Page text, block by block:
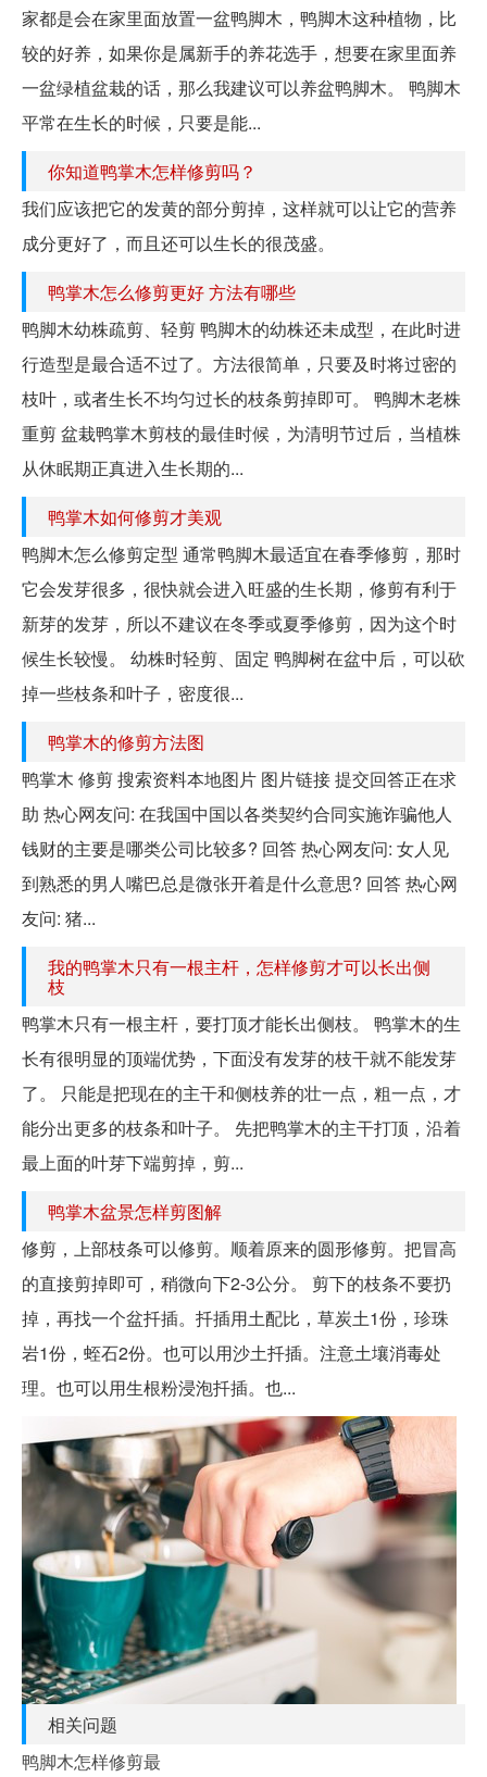
家都是会在家里面放置一盆鸭脚木，鸭脚木这种植物，比
较的好养，如果你是属新手的养花选手，想要在家里面养
一盆绿植盆栽的话，那么我建议可以养盆鸭脚木。 鸭脚木
平常在生长的时候，只要是能...
你知道鸭掌木怎样修剪吗？
我们应该把它的发黄的部分剪掉，这样就可以让它的营养
成分更好了，而且还可以生长的很茂盛。
鸭掌木怎么修剪更好 方法有哪些
鸭脚木幼株疏剪、轻剪 鸭脚木的幼株还未成型，在此时进
行造型是最合适不过了。方法很简单，只要及时将过密的
枝叶，或者生长不均匀过长的枝条剪掉即可。 鸭脚木老株
重剪 盆栽鸭掌木剪枝的最佳时候，为清明节过后，当植株
从休眠期正真进入生长期的...
鸭掌木如何修剪才美观
鸭脚木怎么修剪定型 通常鸭脚木最适宜在春季修剪，那时
它会发芽很多，很快就会进入旺盛的生长期，修剪有利于
新芽的发芽，所以不建议在冬季或夏季修剪，因为这个时
候生长较慢。 幼株时轻剪、固定 鸭脚树在盆中后，可以砍
掉一些枝条和叶子，密度很...
鸭掌木的修剪方法图
鸭掌木 修剪 搜索资料本地图片 图片链接 提交回答正在求
助 热心网友问: 在我国中国以各类契约合同实施诈骗他人
钱财的主要是哪类公司比较多? 回答 热心网友问: 女人见
到熟悉的男人嘴巴总是微张开着是什么意思? 回答 热心网
友问: 猪...
我的鸭掌木只有一根主杆，怎样修剪才可以长出侧
枝
鸭掌木只有一根主杆，要打顶才能长出侧枝。 鸭掌木的生
长有很明显的顶端优势，下面没有发芽的枝干就不能发芽
了。 只能是把现在的主干和侧枝养的壮一点，粗一点，才
能分出更多的枝条和叶子。 先把鸭掌木的主干打顶，沿着
最上面的叶芽下端剪掉，剪...
鸭掌木盆景怎样剪图解
修剪，上部枝条可以修剪。顺着原来的圆形修剪。把冒高
的直接剪掉即可，稍微向下2-3公分。 剪下的枝条不要扔
掉，再找一个盆扦插。扦插用土配比，草炭土1份，珍珠
岩1份，蛭石2份。也可以用沙土扦插。注意土壤消毒处
理。也可以用生根粉浸泡扦插。也...
相关问题
鸭脚木怎样修剪最